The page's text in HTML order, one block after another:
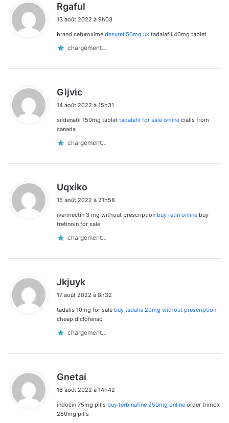
Rgaful
t
13 août 2022 à 9h03
brand cefuroxime desyrel 50mg uk tadalafil 40mg tablet
chargement…
Gijvic
t
14 août 2022 à 15h31
sildenafil 150mg tablet tadalafil for sale online cialis from
canada
chargement…
Uqxiko
t
:
15 août 2022 à 21h58
ivermectin 3 mg without prescription buy retin online buy
tretinoin for sale
chargement…
Jkjuyk
t
:
17 août 2022 à 8h32
tadalis 10mg for sale buy tadalis 20mg without prescription
cheap diclofenac
chargement…
Gnetai
t
:
18 août 2022 à 14h42
indocin 75mg pills buy terbinafine 250mg online order trimox
250mg pills